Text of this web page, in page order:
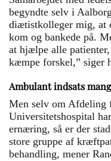
begyndte selv i
diætistkolleger mig, at
kom og bankede på.
at hjælpe alle
kæmpe forskel,” siger
Ambulant indsats
Men selv om Afdeling
Universitetshospital
ernæring, så er der
store gruppe af
behandling, mener